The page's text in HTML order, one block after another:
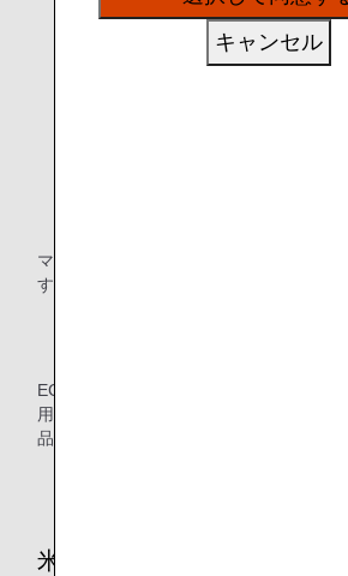
マーク上部の記載は、ECE規則番号と改
す。
「ECE」または「UN」の表示があ
ECE規則番号と改訂シリーズ番号の下に
用型）」の文言、体重範囲、国番号、シ
品名が記載されています。
米国連邦自動車安全基準（
キャンセル